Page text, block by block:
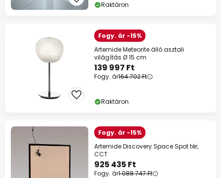
Raktáron
Fogy. ár -15%
Artemide Meteorite álló asztali
világítás Ø 15 cm
139 997 Ft
Fogy. ár164 702 Ft
Raktáron
Fogy. ár -15%
Artemide Discovery Space Spot tér,
CCT
925 435 Ft
Fogy. ár1 088 747 Ft